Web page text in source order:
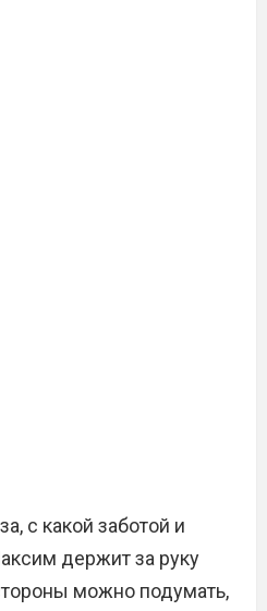
с какой заботой и
держит за руку
можно подумать,